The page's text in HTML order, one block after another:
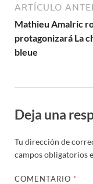
ARTÍCULO
Mathieu Amalric
protagonizará La
bleue
Deja una
Tu dirección de
campos obligatorios
COMENTARIO *